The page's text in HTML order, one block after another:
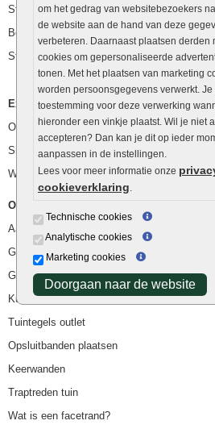
om het gedrag van websitebezoekers
de website aan de hand van deze
verbeteren. Daarnaast plaatsen derden
cookies om gepersonaliseerde
tonen. Met het plaatsen van marketing
worden persoonsgegevens verwerkt. Je
toestemming voor deze verwerking
hieronder een vinkje plaatst. Wil je niet
accepteren? Dan kan je dit op ieder
aanpassen in de instellingen.
Lees voor meer informatie onze
cookieverklaring.
Technische cookies
Analytische cookies
Marketing cookies
Doorgaan naar de website
Stapelblokken
Betonblokken
Stapelstenen
Extra benodigdheden
Ophoogzand
Siergrind en siersplit
Waterafvoer
Overig
Aanbiedingen
Goedkope bestrating
Goedkope tuintegels
Kunstgras
Tuintegels outlet
Opsluitbanden plaatsen
Keerwanden
Traptreden tuin
Wat is een facetrand?